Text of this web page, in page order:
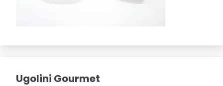
Ugolini Gourmet